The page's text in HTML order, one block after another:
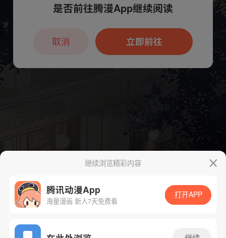
App免费看
继续浏览精彩内容
腾讯动漫App
海量漫画 新人7天免费看
打开APP
本章节仅支持App阅读，可打开App新用
户7天免费看
是否前往腾漫App继续阅读
立即前往
取消